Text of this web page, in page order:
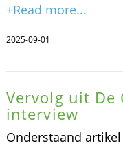
+Read more...
2025-09-01
Vervolg uit De
interview
Onderstaand